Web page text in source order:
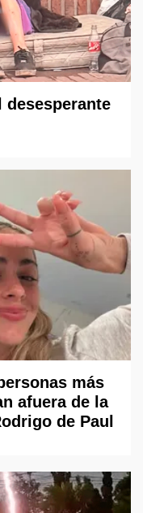
desesperante
más
afuera de la
de Paul